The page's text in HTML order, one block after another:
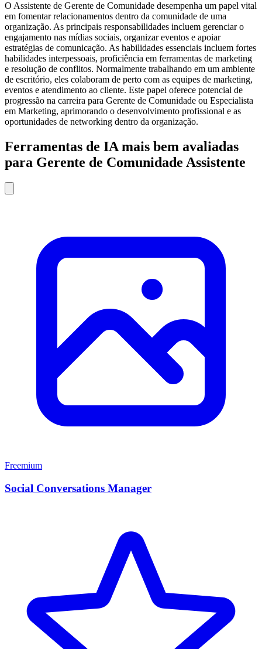
O Assistente de Gerente de Comunidade desempenha um papel vital
em fomentar relacionamentos dentro da comunidade de uma
organização. As principais responsabilidades incluem gerenciar o
engajamento nas mídias sociais, organizar eventos e apoiar
estratégias de comunicação. As habilidades essenciais incluem fortes
habilidades interpessoais, proficiência em ferramentas de marketing
e resolução de conflitos. Normalmente trabalhando em um ambiente
de escritório, eles colaboram de perto com as equipes de marketing,
eventos e atendimento ao cliente. Este papel oferece potencial de
progressão na carreira para Gerente de Comunidade ou Especialista
em Marketing, aprimorando o desenvolvimento profissional e as
oportunidades de networking dentro da organização.
Ferramentas de IA mais bem avaliadas
para Gerente de Comunidade Assistente
Freemium
Social Conversations Manager